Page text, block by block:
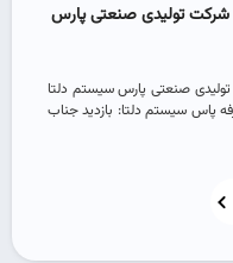
شرکت تولیدی صنعتی پارس
صنعتی پارس سیستم دلتا
پاس سیستم دلتا: بازدید جناب